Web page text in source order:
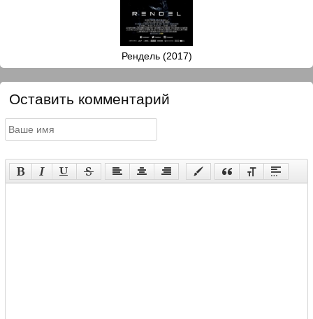
Рендель (2017)
Оставить комментарий